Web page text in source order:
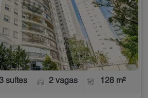
suítes 2 vagas 128 m²